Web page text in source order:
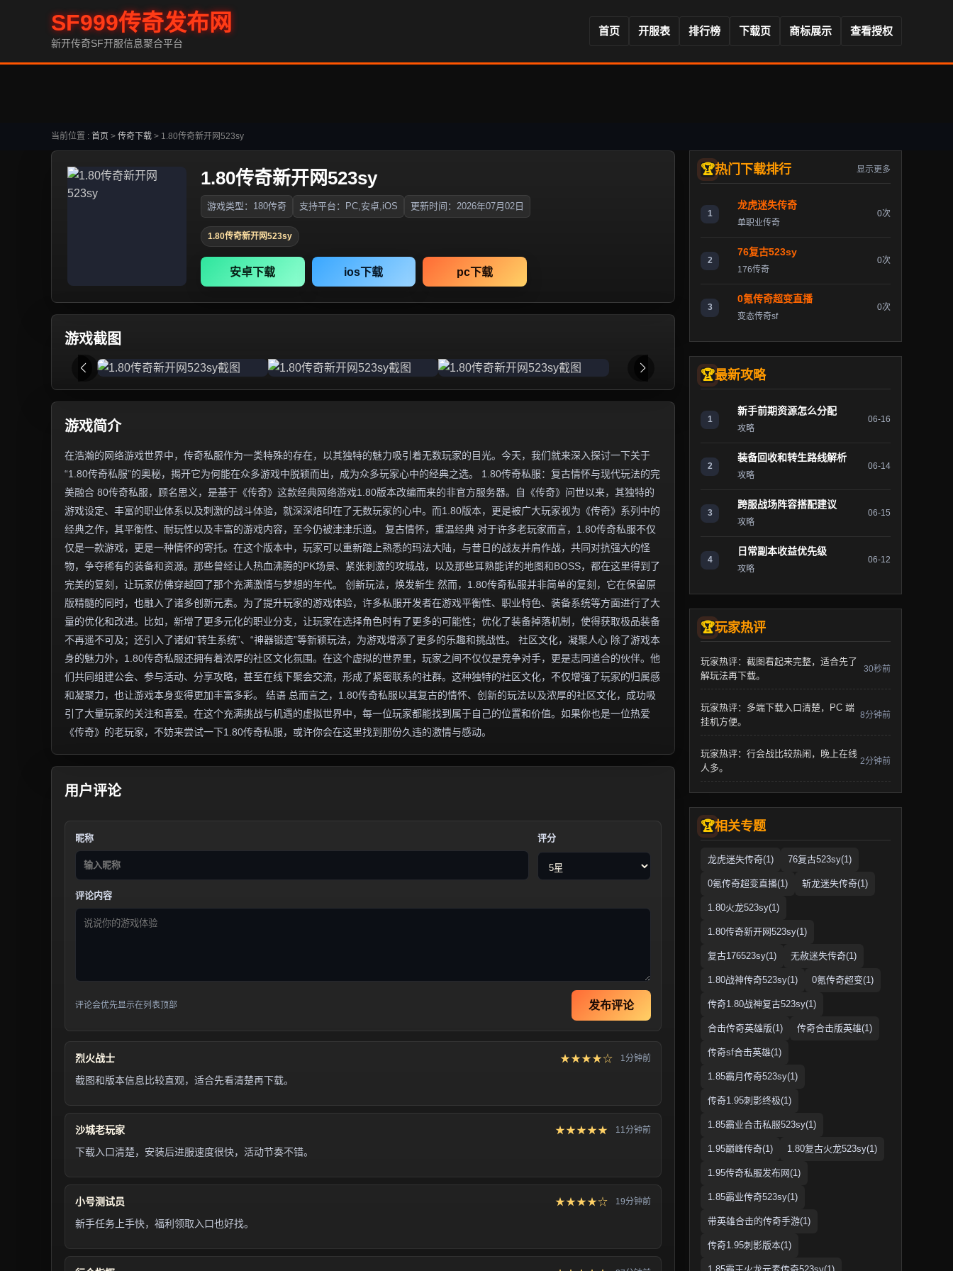
SF999传奇发布网
新开传奇SF开服信息聚合平台
首页 开服表 排行榜 下载页 商标展示 查看授权
当前位置 : 首页 > 传奇下载 > 1.80传奇新开网523sy
1.80传奇新开网523sy
游戏类型：180传奇 支持平台：PC,安卓,iOS 更新时间：2026年07月02日
1.80传奇新开网523sy
安卓下载 ios下载 pc下载
游戏截图
游戏简介
在浩瀚的网络游戏世界中，传奇私服作为一类特殊的存在，以其独特的魅力吸引着无数玩家的目光。今天，我们就来深入探讨一下关于
“1.80传奇私服”的奥秘，揭开它为何能在众多游戏中脱颖而出，成为众多玩家心中的经典之选。 1.80传奇私服：复古情怀与现代玩法的完
美融合 80传奇私服，顾名思义，是基于《传奇》这款经典网络游戏1.80版本改编而来的非官方服务器。自《传奇》问世以来，其独特的
游戏设定、丰富的职业体系以及刺激的战斗体验，就深深烙印在了无数玩家的心中。而1.80版本，更是被广大玩家视为《传奇》系列中的
经典之作，其平衡性、耐玩性以及丰富的游戏内容，至今仍被津津乐道。 复古情怀，重温经典 对于许多老玩家而言，1.80传奇私服不仅
仅是一款游戏，更是一种情怀的寄托。在这个版本中，玩家可以重新踏上熟悉的玛法大陆，与昔日的战友并肩作战，共同对抗强大的怪
物，争夺稀有的装备和资源。那些曾经让人热血沸腾的PK场景、紧张刺激的攻城战，以及那些耳熟能详的地图和BOSS，都在这里得到了
完美的复刻，让玩家仿佛穿越回了那个充满激情与梦想的年代。 创新玩法，焕发新生 然而，1.80传奇私服并非简单的复刻，它在保留原
版精髓的同时，也融入了诸多创新元素。为了提升玩家的游戏体验，许多私服开发者在游戏平衡性、职业特色、装备系统等方面进行了大
量的优化和改进。比如，新增了更多元化的职业分支，让玩家在选择角色时有了更多的可能性；优化了装备掉落机制，使得获取极品装备
不再遥不可及；还引入了诸如“转生系统”、“神器锻造”等新颖玩法，为游戏增添了更多的乐趣和挑战性。 社区文化，凝聚人心 除了游戏本
身的魅力外，1.80传奇私服还拥有着浓厚的社区文化氛围。在这个虚拟的世界里，玩家之间不仅仅是竞争对手，更是志同道合的伙伴。他
们共同组建公会、参与活动、分享攻略，甚至在线下聚会交流，形成了紧密联系的社群。这种独特的社区文化，不仅增强了玩家的归属感
和凝聚力，也让游戏本身变得更加丰富多彩。 结语 总而言之，1.80传奇私服以其复古的情怀、创新的玩法以及浓厚的社区文化，成功吸
引了大量玩家的关注和喜爱。在这个充满挑战与机遇的虚拟世界中，每一位玩家都能找到属于自己的位置和价值。如果你也是一位热爱
《传奇》的老玩家，不妨来尝试一下1.80传奇私服，或许你会在这里找到那份久违的激情与感动。
用户评论
昵称 评分
评论内容
评论会优先显示在列表顶部 发布评论
烈火战士 ★★★★☆ 1分钟前
截图和版本信息比较直观，适合先看清楚再下载。
沙城老玩家 ★★★★★ 11分钟前
下载入口清楚，安装后进服速度很快，活动节奏不错。
小号测试员 ★★★★☆ 19分钟前
新手任务上手快，福利领取入口也好找。
热门下载排行 显示更多
1
龙虎迷失传奇
单职业传奇
0次
2
76复古523sy
176传奇
0次
3
0氪传奇超变直播
变态传奇sf
0次
最新攻略
1
新手前期资源怎么分配
攻略
06-16
2
装备回收和转生路线解析
攻略
06-14
3
跨服战场阵容搭配建议
攻略
06-15
4
日常副本收益优先级
攻略
06-12
玩家热评
玩家热评：截图看起来完整，适合先了
解玩法再下载。
30秒前
玩家热评：多端下载入口清楚，PC 端
挂机方便。
8分钟前
玩家热评：行会战比较热闹，晚上在线
人多。
2分钟前
相关专题
龙虎迷失传奇(1) 76复古523sy(1)
0氪传奇超变直播(1) 斩龙迷失传奇(1)
1.80火龙523sy(1)
1.80传奇新开网523sy(1)
复古176523sy(1) 无赦迷失传奇(1)
1.80战神传奇523sy(1) 0氪传奇超变(1)
传奇1.80战神复古523sy(1)
合击传奇英雄版(1) 传奇合击版英雄(1)
传奇sf合击英雄(1)
1.85霸月传奇523sy(1)
传奇1.95刺影终极(1)
1.85霸业合击私服523sy(1)
1.95巅峰传奇(1) 1.80复古火龙523sy(1)
1.95传奇私服发布网(1)
1.85霸业传奇523sy(1)
带英雄合击的传奇手游(1)
传奇1.95刺影版本(1)